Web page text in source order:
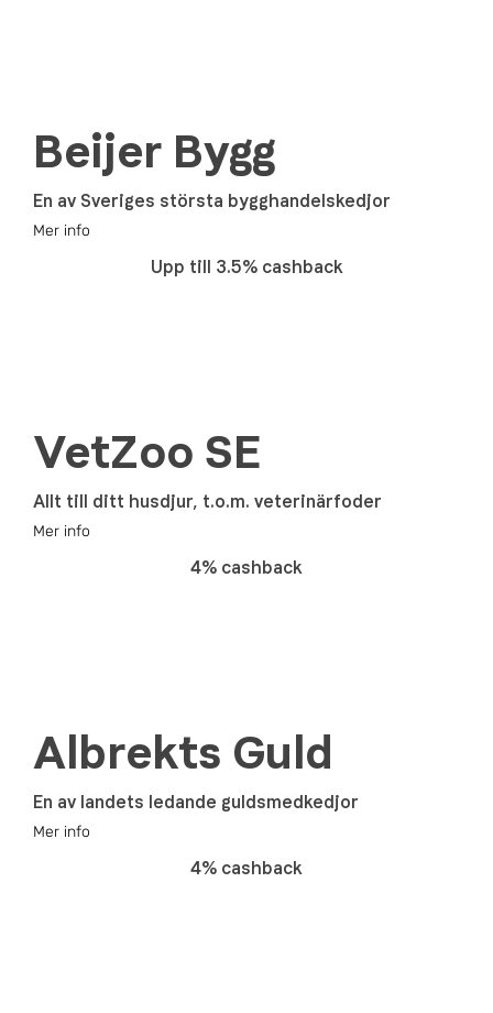
Beijer Bygg
En av Sveriges största bygghandelskedjor
Mer info
Upp till 3.5% cashback
VetZoo SE
Allt till ditt husdjur, t.o.m. veterinärfoder
Mer info
4% cashback
Albrekts Guld
En av landets ledande guldsmedkedjor
Mer info
4% cashback